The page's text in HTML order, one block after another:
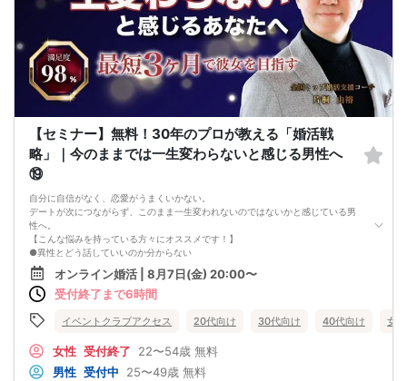
【セミナー】無料！30年のプロが教える「婚活戦
略」｜今のままでは一生変わらないと感じる男性へ
⑲
自分に自信がなく、恋愛がうまくいかない。
デートが次につながらず、このまま一生変われないのではないかと感じている男
性へ。
【こんな悩みを持っている方々にオススメです！】
●異性とどう話していいのか分からない
●婚活パーティー、合コンで上手くいかない
●デートやお見合いが２回目につながらない
●今のままでは一生変わらない気がする
恋愛経験が少なくても大丈夫です。
恋愛・婚活の具体的な方法をお伝えします。
【婚活戦略セミナーで得られるメリットは！】
●休日に彼女と楽しくデートできる自分を目指せる
オンライン婚活 | 8月7日(金) 20:00〜
受付終了まで6時間
イベントクラブアクセス 20代向け 30代向け 40代向け 女
女性 受付終了 22〜54歳 無料
男性 受付中 25〜49歳 無料